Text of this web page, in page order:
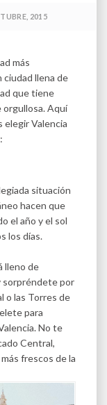
2015
más
ciudad llena de
que tiene
Aquí
elegir Valencia
situación
hacen que
el año y el sol
los días.
lleno de
sorpréndete por
o las Torres de
para
No te
Central,
frescos de la